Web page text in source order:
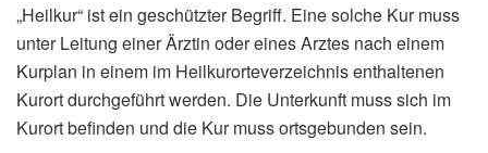
„Heilkur“ ist ein geschützter Begriff. Eine solche Kur muss
unter Leitung einer Ärztin oder eines Arztes nach einem
Kurplan in einem im Heilkurorteverzeichnis enthaltenen
Kurort durchgeführt werden. Die Unterkunft muss sich im
Kurort befinden und die Kur muss ortsgebunden sein.